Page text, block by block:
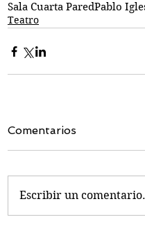
Sala Cuarta ParedPablo
Teatro
Comentarios
Escribir un